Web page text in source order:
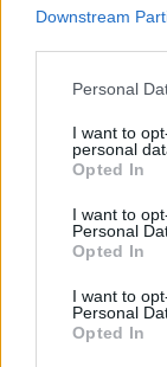
Downstream
Please note
not limited to
grant or deny
use your data
consent section.
Personal
I want to
personal
Opted In
I want to
Personal
Opted In
I want to
Personal
Opted In